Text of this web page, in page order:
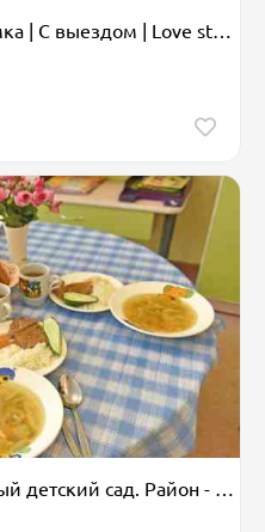
Видеосъемка, Фотосъёмка | С выездом | Love story, Аэросъемка с дрона, Подводная съемка